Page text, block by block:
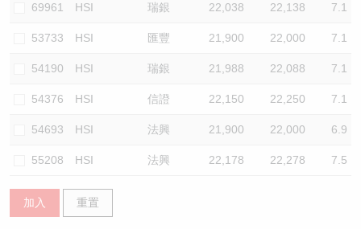
69961 HSI 瑞銀 22,038 22,138 7.1
53733 HSI 匯豐 21,900 22,000 7.1
54190 HSI 瑞銀 21,988 22,088 7.1
54376 HSI 信證 22,150 22,250 7.1
54693 HSI 法興 21,900 22,000 6.9
55208 HSI 法興 22,178 22,278 7.5
加入 重置